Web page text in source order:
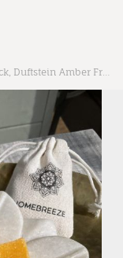
Amber Fruit, Bernsteinwürfel